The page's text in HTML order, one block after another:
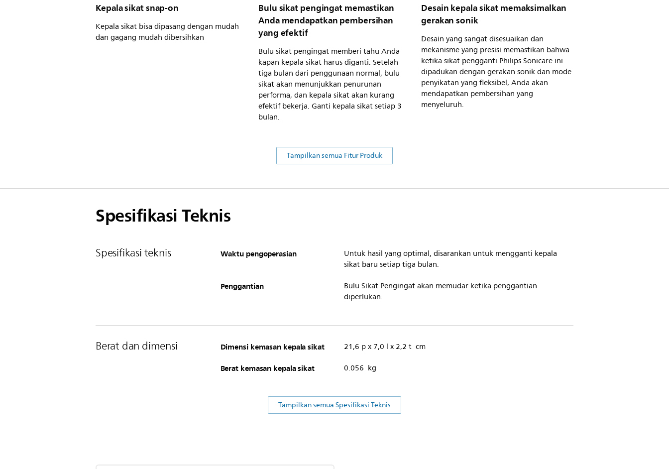
Kepala sikat snap-on
Kepala sikat bisa dipasang dengan mudah
dan gagang mudah dibersihkan
Bulu sikat pengingat memastikan
Anda mendapatkan pembersihan
yang efektif
Bulu sikat pengingat memberi tahu Anda
kapan kepala sikat harus diganti. Setelah
tiga bulan dari penggunaan normal, bulu
sikat akan menunjukkan penurunan
performa, dan kepala sikat akan kurang
efektif bekerja. Ganti kepala sikat setiap 3
bulan.
Desain kepala sikat memaksimalkan
gerakan sonik
Desain yang sangat disesuaikan dan
mekanisme yang presisi memastikan bahwa
ketika sikat pengganti Philips Sonicare ini
dipadukan dengan gerakan sonik dan mode
penyikatan yang fleksibel, Anda akan
mendapatkan pembersihan yang
menyeluruh.
Tampilkan semua Fitur Produk
Spesifikasi Teknis
Spesifikasi teknis Waktu pengoperasian
Untuk hasil yang optimal, disarankan untuk mengganti kepala
sikat baru setiap tiga bulan.
Penggantian
Bulu Sikat Pengingat akan memudar ketika penggantian
diperlukan.
Berat dan dimensi Dimensi kemasan kepala sikat 21,6 p x 7,0 l x 2,2 t cm
Berat kemasan kepala sikat 0.056 kg
Tampilkan semua Spesifikasi Teknis